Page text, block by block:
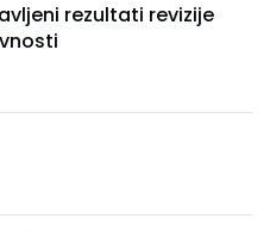
rezultati revizije